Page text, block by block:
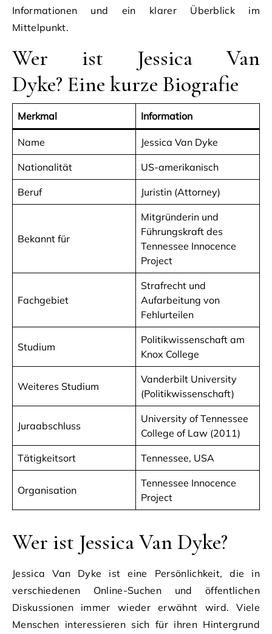
Informationen und ein klarer Überblick im
Mittelpunkt.
Wer ist Jessica Van
Dyke? Eine kurze Biografie
Merkmal Information
Name Jessica Van Dyke
Nationalität US-amerikanisch
Beruf Juristin (Attorney)
Bekannt für
Mitgründerin und
Führungskraft des
Tennessee Innocence
Project
Fachgebiet
Strafrecht und
Aufarbeitung von
Fehlurteilen
Studium
Politikwissenschaft am
Knox College
Weiteres Studium
Vanderbilt University
(Politikwissenschaft)
Juraabschluss
University of Tennessee
College of Law (2011)
Tätigkeitsort Tennessee, USA
Organisation
Tennessee Innocence
Project
Wer ist Jessica Van Dyke?
Jessica Van Dyke ist eine Persönlichkeit, die in
verschiedenen Online-Suchen und öffentlichen
Diskussionen immer wieder erwähnt wird. Viele
Menschen interessieren sich für ihren Hintergrund